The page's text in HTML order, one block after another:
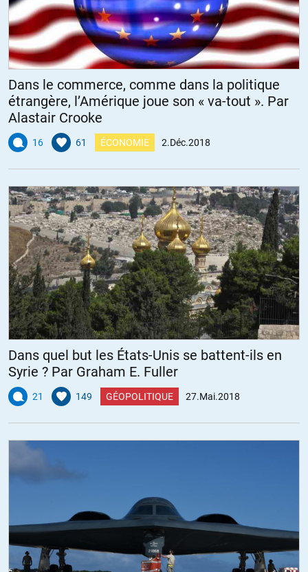
Dans le commerce, comme dans la politique
étrangère, l’Amérique joue son « va-tout ». Par
Alastair Crooke
16 61 ÉCONOMIE 2.Déc.2018
Dans quel but les États-Unis se battent-ils en
Syrie ? Par Graham E. Fuller
21 149 GÉOPOLITIQUE 27.Mai.2018